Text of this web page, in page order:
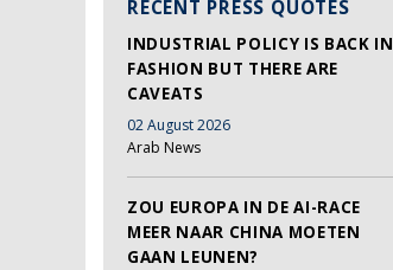
RECENT PRESS QUOTES
INDUSTRIAL POLICY IS BACK IN
FASHION BUT THERE ARE
CAVEATS
02 August 2026
Arab News
ZOU EUROPA IN DE AI-RACE
MEER NAAR CHINA MOETEN
GAAN LEUNEN?